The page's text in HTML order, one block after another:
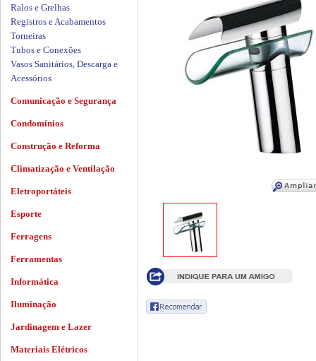
Ralos e Grelhas
Registros e Acabamentos
Torneiras
Tubos e Conexões
Vasos Sanitários, Descarga e
Acessórios
Comunicação e Segurança
Condomínios
Construção e Reforma
Climatização e Ventilação
Eletroportáteis
Esporte
Ferragens
Ferramentas
Informática
Iluminação
Jardinagem e Lazer
Materiais Elétricos